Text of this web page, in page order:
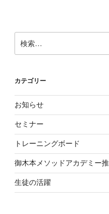
ー
シ
索:
カテゴリー
お知らせ
セミナー
トレーニングボード
御木本メソッドアカデミー
生徒の活躍